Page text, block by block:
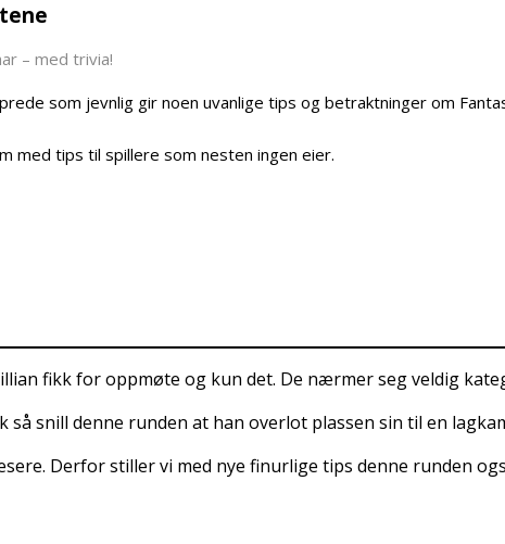
– med trivia!
som jevnlig gir noen uvanlige tips og betraktninger om
med tips til spillere som nesten ingen eier.
fikk for oppmøte og kun det. De nærmer seg veldig
snill denne runden at han overlot plassen sin til en
Derfor stiller vi med nye finurlige tips denne runden